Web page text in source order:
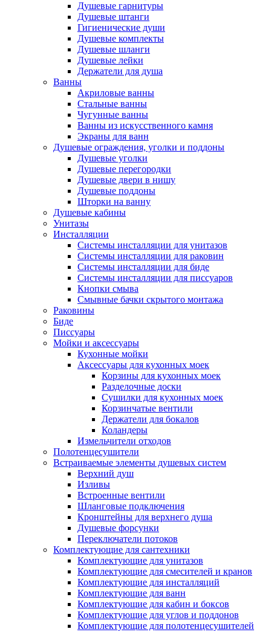
Душевые гарнитуры
Душевые штанги
Гигиенические души
Душевые комплекты
Душевые шланги
Душевые лейки
Держатели для душа
Ванны
Акриловые ванны
Стальные ванны
Чугунные ванны
Ванны из искусственного камня
Экраны для ванн
Душевые ограждения, уголки и поддоны
Душевые уголки
Душевые перегородки
Душевые двери в нишу
Душевые поддоны
Шторки на ванну
Душевые кабины
Унитазы
Инсталляции
Системы инсталляции для унитазов
Системы инсталляции для раковин
Системы инсталляции для биде
Системы инсталляции для писсуаров
Кнопки смыва
Смывные бачки скрытого монтажа
Раковины
Биде
Писсуары
Мойки и аксессуары
Кухонные мойки
Аксессуары для кухонных моек
Корзины для кухонных моек
Разделочные доски
Сушилки для кухонных моек
Корзинчатые вентили
Держатели для бокалов
Коландеры
Измельчители отходов
Полотенцесушители
Встраиваемые элементы душевых систем
Верхний душ
Изливы
Встроенные вентили
Шланговые подключения
Кронштейны для верхнего душа
Душевые форсунки
Переключатели потоков
Комплектующие для сантехники
Комплектующие для унитазов
Комплектующие для смесителей и кранов
Комплектующие для инсталляций
Комплектующие для ванн
Комплектующие для кабин и боксов
Комплектующие для углов и поддонов
Комплектующие для полотенцесушителей